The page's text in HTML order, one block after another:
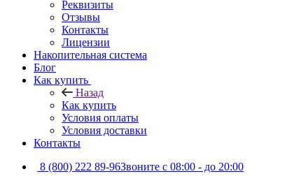
Реквизиты
Отзывы
Контакты
Лицензии
Накопительная система
Блог
Как купить
Назад
Как купить
Условия оплаты
Условия доставки
Контакты
8 (800) 222 89-96Звоните с 08:00 - до 20:00